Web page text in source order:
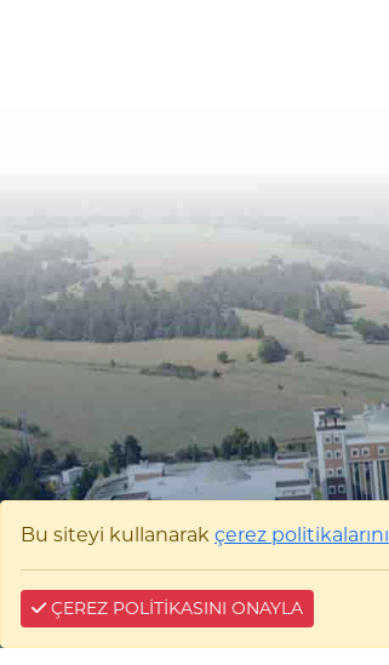
Bu siteyi kullanarak çerez politikalarını
ÇEREZ POLİTİKASINI ONAYLA